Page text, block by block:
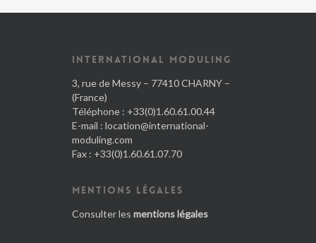
INTERNATIONAL MODULING
3, rue de Messy – 77410 CHARNY –
(France)
Téléphone : +33(0)1.60.61.00.44
E-mail : location@international-
moduling.com
Fax : +33(0)1.60.61.07.70
MENTIONS LÉGALES
Consulter les mentions légales